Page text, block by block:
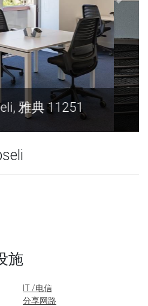
Kipseli, 雅典 11251
施
IT /电信
分享网路